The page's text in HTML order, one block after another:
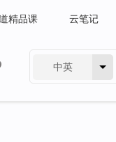
精品课 云笔记
中英